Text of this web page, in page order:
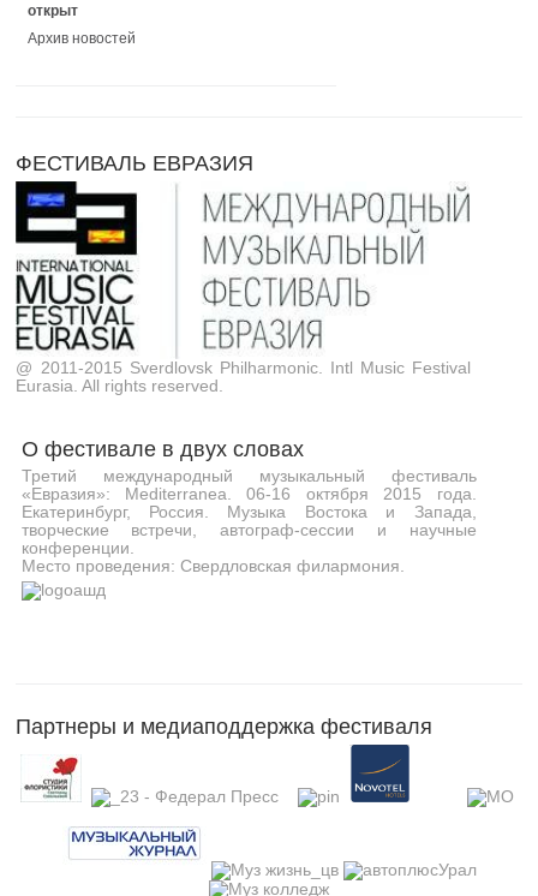
открыт
Архив новостей
ФЕСТИВАЛЬ ЕВРАЗИЯ
@ 2011-2015 Sverdlovsk Philharmonic. Intl Music Festival
Eurasia. All rights reserved.
О фестивале в двух словах
Третий международный музыкальный фестиваль
«Евразия»: Mediterranea. 06-16 октября 2015 года.
Екатеринбург, Россия. Музыка Востока и Запада,
творческие встречи, автограф-сессии и научные
конференции.
Место проведения: Свердловская филармония.
Партнеры и медиаподдержка фестиваля